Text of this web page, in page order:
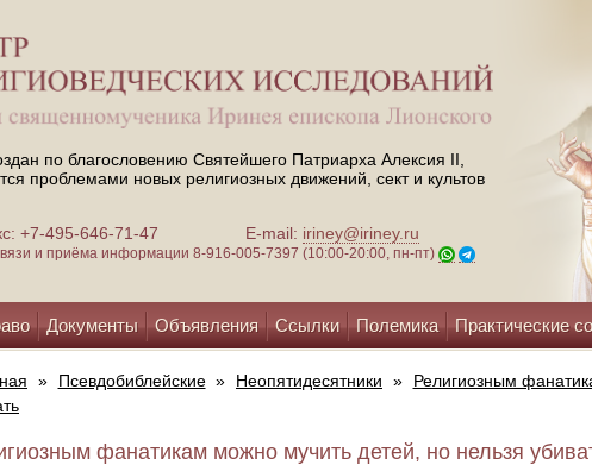
по благословению Святейшего Патриарха Алексия II,
проблемами новых религиозных движений, сект и культов
+7-495-646-71-47 E-mail: iriney@iriney.ru
и приёма информации 8-916-005-7397 (10:00-20:00, пн-пт)
Документы Объявления Ссылки Полемика Практические
» Псевдобиблейские » Неопятидесятники »
Религиозным
фанатикам можно мучить детей, но нельзя